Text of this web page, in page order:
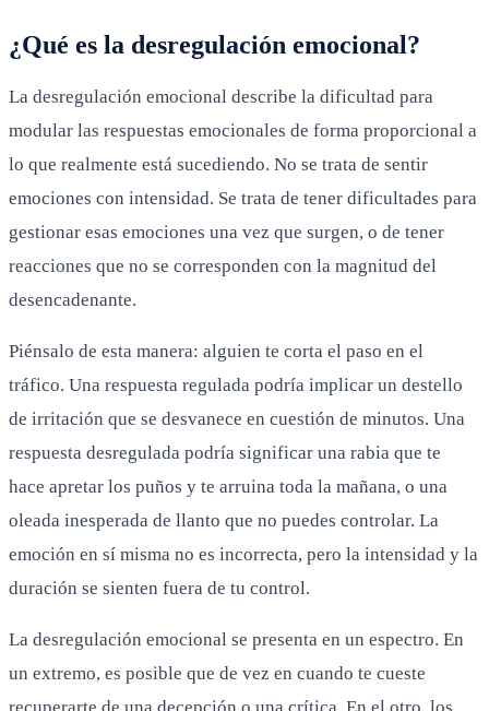
¿Qué es la desregulación emocional?
La desregulación emocional describe la dificultad para
modular las respuestas emocionales de forma proporcional a
lo que realmente está sucediendo. No se trata de sentir
emociones con intensidad. Se trata de tener dificultades para
gestionar esas emociones una vez que surgen, o de tener
reacciones que no se corresponden con la magnitud del
desencadenante.
Piénsalo de esta manera: alguien te corta el paso en el
tráfico. Una respuesta regulada podría implicar un destello
de irritación que se desvanece en cuestión de minutos. Una
respuesta desregulada podría significar una rabia que te
hace apretar los puños y te arruina toda la mañana, o una
oleada inesperada de llanto que no puedes controlar. La
emoción en sí misma no es incorrecta, pero la intensidad y la
duración se sienten fuera de tu control.
La desregulación emocional se presenta en un espectro. En
un extremo, es posible que de vez en cuando te cueste
recuperarte de una decepción o una crítica. En el otro, los